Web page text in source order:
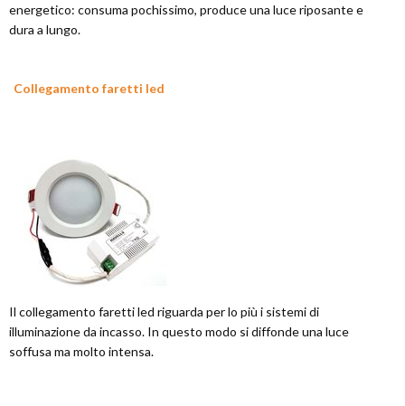
energetico: consuma pochissimo, produce una luce riposante e
dura a lungo.
Collegamento faretti led
Il collegamento faretti led riguarda per lo più i sistemi di
illuminazione da incasso. In questo modo si diffonde una luce
soffusa ma molto intensa.